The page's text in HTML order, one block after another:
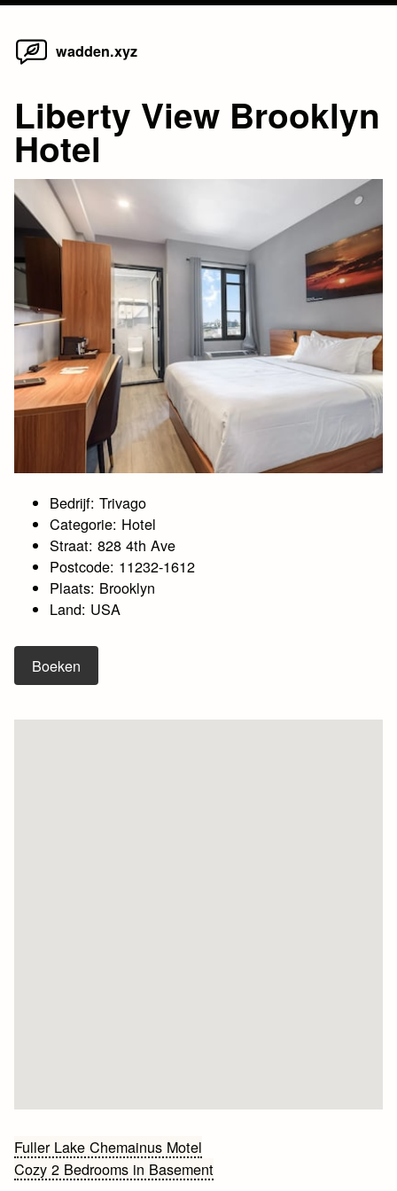
Skip
wadden.xyz
Liberty View Brooklyn
Hotel
Bedrijf: Trivago
Categorie: Hotel
Straat: 828 4th Ave
Postcode: 11232-1612
Plaats: Brooklyn
Land: USA
Boeken
Bericht
navigatie
Fuller Lake Chemainus Motel
Cozy 2 Bedrooms in Basement